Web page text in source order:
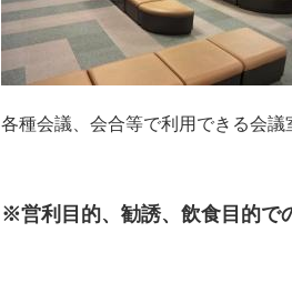
各種会議、会合等で利用できる会議
※営利目的、勧誘、飲食目的で